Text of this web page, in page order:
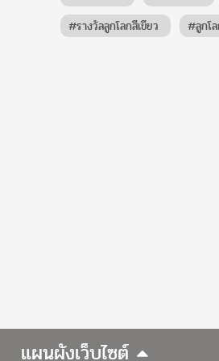
#รางวัลลูกโลกสีเขียว
#ลูกโ
แผนผังเว็บไซต์